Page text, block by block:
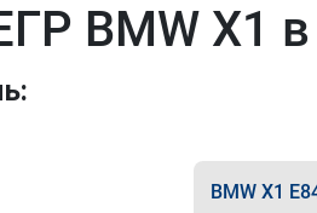
BMW X1
BMW X1